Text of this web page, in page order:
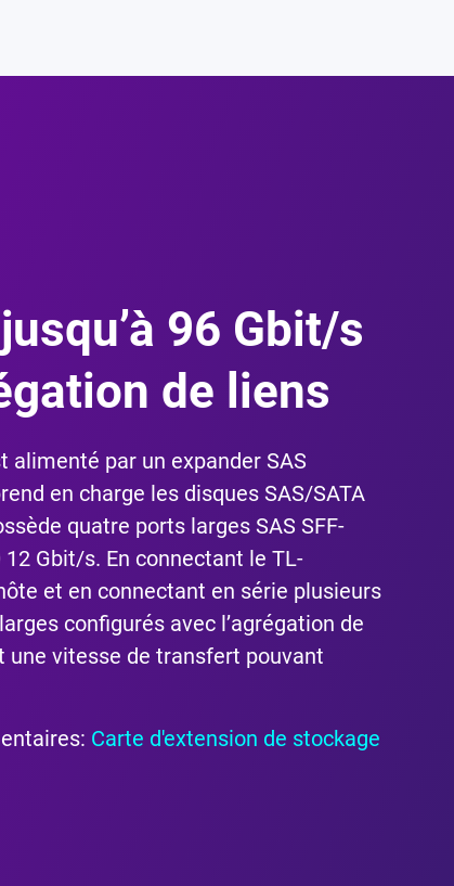
96 Gbit/s
de liens
alimenté par un expander SAS
en charge les disques SAS/SATA
quatre ports larges SAS SFF-
12 Gbit/s. En connectant le TL-
et en connectant en série plusieurs
configurés avec l’agrégation de
une vitesse de transfert pouvant
Carte d'extension de stockage